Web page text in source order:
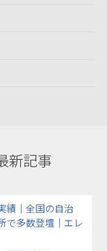
新記事
績｜全国の自治
で多数登壇｜エレ